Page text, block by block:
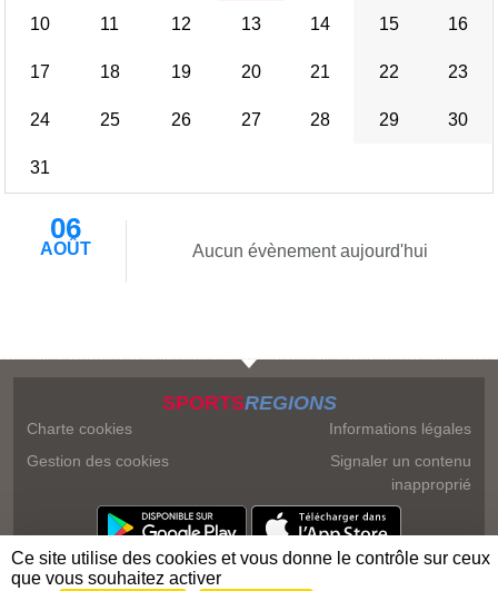
10 11 12 13 14 15 16
17 18 19 20 21 22 23
24 25 26 27 28 29 30
31
06
AOÛT Aucun évènement aujourd'hui
SPORTSREGIONS
Charte cookies
Gestion des cookies
Informations légales
Signaler un contenu
inapproprié
Ce site utilise des cookies et vous donne le contrôle sur ceux
que vous souhaitez activer